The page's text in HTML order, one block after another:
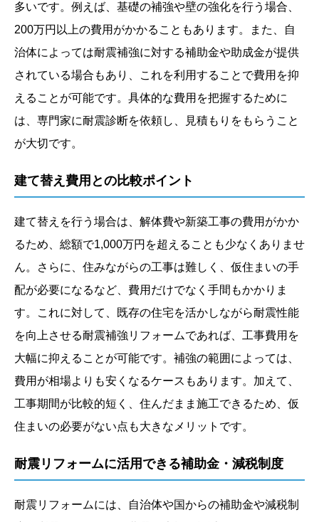
多いです。例えば、基礎の補強や壁の強化を行う場合、
200万円以上の費用がかかることもあります。また、自
治体によっては耐震補強に対する補助金や助成金が提供
されている場合もあり、これを利用することで費用を抑
えることが可能です。具体的な費用を把握するために
は、専門家に耐震診断を依頼し、見積もりをもらうこと
が大切です。
建て替え費用との比較ポイント
建て替えを行う場合は、解体費や新築工事の費用がかか
るため、総額で1,000万円を超えることも少なくありませ
ん。さらに、住みながらの工事は難しく、仮住まいの手
配が必要になるなど、費用だけでなく手間もかかりま
す。これに対して、既存の住宅を活かしながら耐震性能
を向上させる耐震補強リフォームであれば、工事費用を
大幅に抑えることが可能です。補強の範囲によっては、
費用が相場よりも安くなるケースもあります。加えて、
工事期間が比較的短く、住んだまま施工できるため、仮
住まいの必要がない点も大きなメリットです。
耐震リフォームに活用できる補助金・減税制度
耐震リフォームには、自治体や国からの補助金や減税制